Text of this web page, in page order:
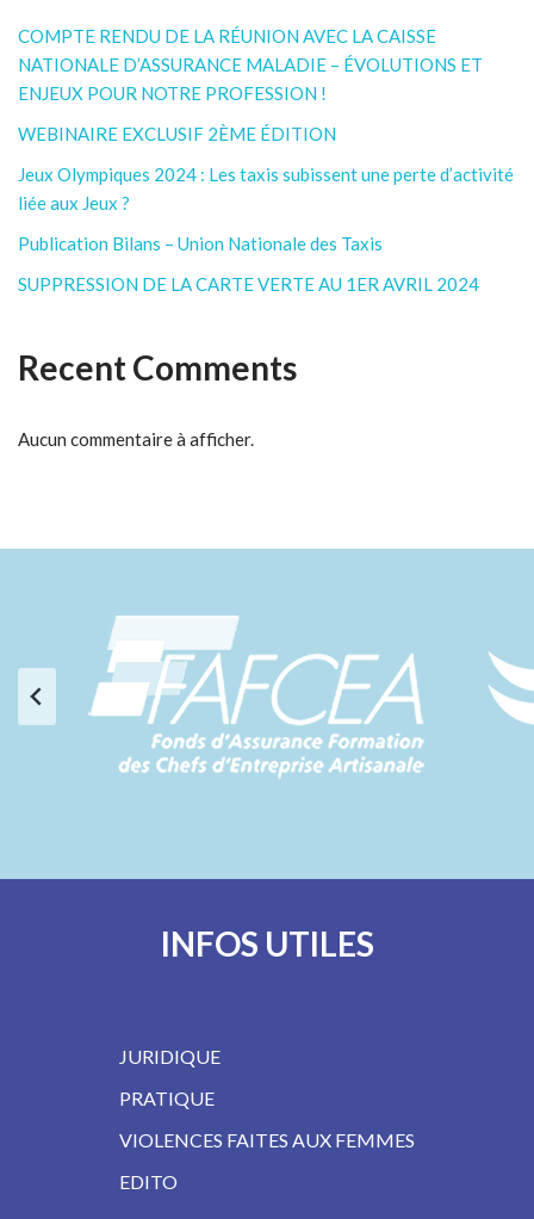
COMPTE RENDU DE LA RÉUNION AVEC LA CAISSE
NATIONALE D’ASSURANCE MALADIE – ÉVOLUTIONS ET
ENJEUX POUR NOTRE PROFESSION !
WEBINAIRE EXCLUSIF 2ÈME ÉDITION
Jeux Olympiques 2024 : Les taxis subissent une perte d’activité
liée aux Jeux ?
Publication Bilans – Union Nationale des Taxis
SUPPRESSION DE LA CARTE VERTE AU 1ER AVRIL 2024
Recent Comments
Aucun commentaire à afficher.
INFOS UTILES
JURIDIQUE
PRATIQUE
VIOLENCES FAITES AUX FEMMES
EDITO